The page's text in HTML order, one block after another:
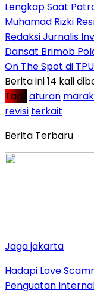
Lengkap Saat
Muhamad Rizki
Redaksi Jurnalis
Dansat Brimob
On The Spot di
Berita ini 14 kali
Tag : aturan
revisi terkait
Berita Terbaru
Jaga jakarta
Hadapi Love
Penguatan